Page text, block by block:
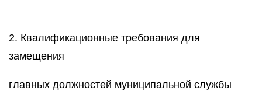
2. Квалификационные требования для
замещения
главных должностей муниципальной службы